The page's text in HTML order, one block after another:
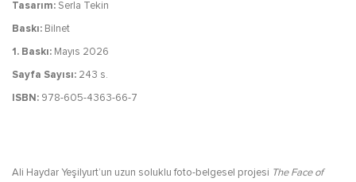
Tasarım: Serla Tekin
Baskı: Bilnet
1. Baskı: Mayıs 2026
Sayfa Sayısı: 243 s.
ISBN: 978-605-4363-66-7
Ali Haydar Yeşilyurt’un uzun soluklu foto-belgesel projesi The Face of